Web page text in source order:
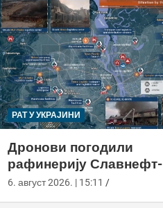
РАТ У УКРАЈИНИ
Дронови погодили
рафинерију Славнефт-
ЈАНОС у Јарослављу
6. август 2026. | 15:11